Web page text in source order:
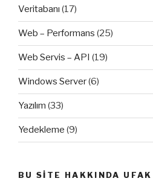
Veritabanı (17)
Web – Performans (25)
Web Servis – API (19)
Windows Server(6)
Yazılım (33)
Yedekleme (9)
BU SITE HAKKINDA